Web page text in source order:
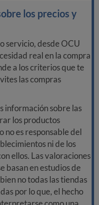
los precios y
servicio, desde OCU
real en la compra
a los criterios que te
las compras
información sobre las
los productos
no es responsable del
ni de los
ellos. Las valoraciones
basan en estudios de
no todas las tiendas
por lo que, el hecho